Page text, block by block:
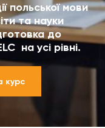
польської мови
та науки
до
на усі рівні.
курс